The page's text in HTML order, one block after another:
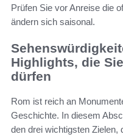
Prüfen Sie vor Anreise die
ändern sich saisonal.
Highlights, die
dürfen
Rom ist reich an
Geschichte. In diesem
den drei wichtigsten Zielen,